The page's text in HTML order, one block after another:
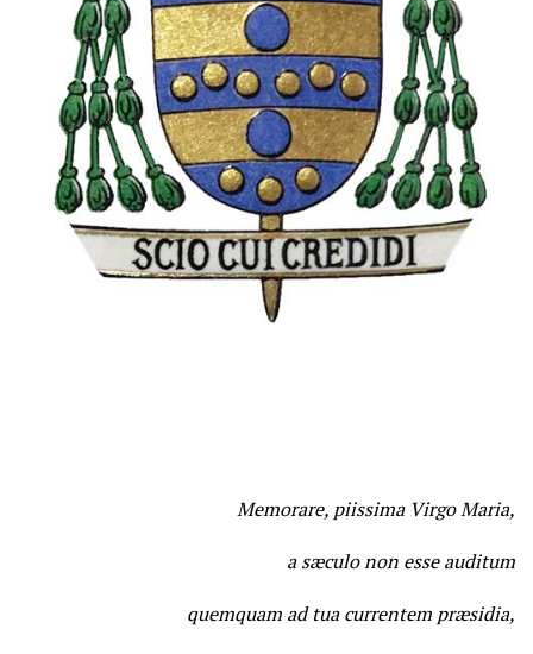
Memorare, piissima Virgo Maria,
a sæculo non esse auditum
quemquam ad tua currentem præsidia,